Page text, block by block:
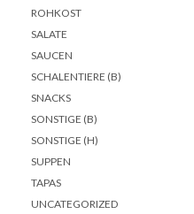
ROHKOST
SALATE
SAUCEN
SCHALENTIERE (B)
SNACKS
SONSTIGE (B)
SONSTIGE (H)
SUPPEN
TAPAS
UNCATEGORIZED